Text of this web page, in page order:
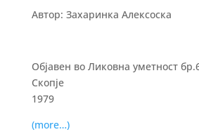
Автор: Захаринка Алексоска
Објавен во Ликовна уметност
Скопје
1979
(more…)